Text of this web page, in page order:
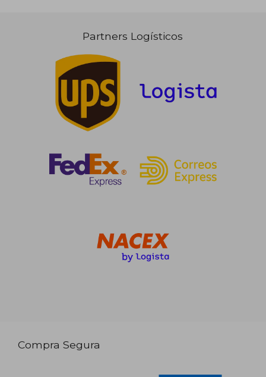
Partners Logísticos
Compra Segura